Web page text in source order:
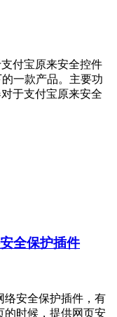
付宝原来安全控件
一款产品。主要功
于支付宝原来安全
全保护插件
络安全保护插件，有
的时候，提供网页安